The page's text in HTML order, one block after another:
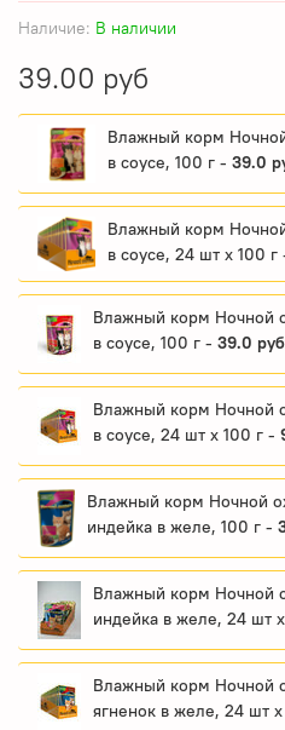
Наличие: В наличии
39.00 руб
Влажный корм Ночной охотник
в соусе, 100 г - 39.0
Влажный корм Ночной охотник
в соусе, 24 шт x 100 г
Влажный корм Ночной охотник для
в соусе, 100 г - 39.0 руб
Влажный корм Ночной охотник для
в соусе, 24 шт x 100 г -
Влажный корм Ночной охотник для
индейка в желе, 100 г -
Влажный корм Ночной охотник для
индейка в желе, 24 шт
Влажный корм Ночной охотник для
ягненок в желе, 24 шт